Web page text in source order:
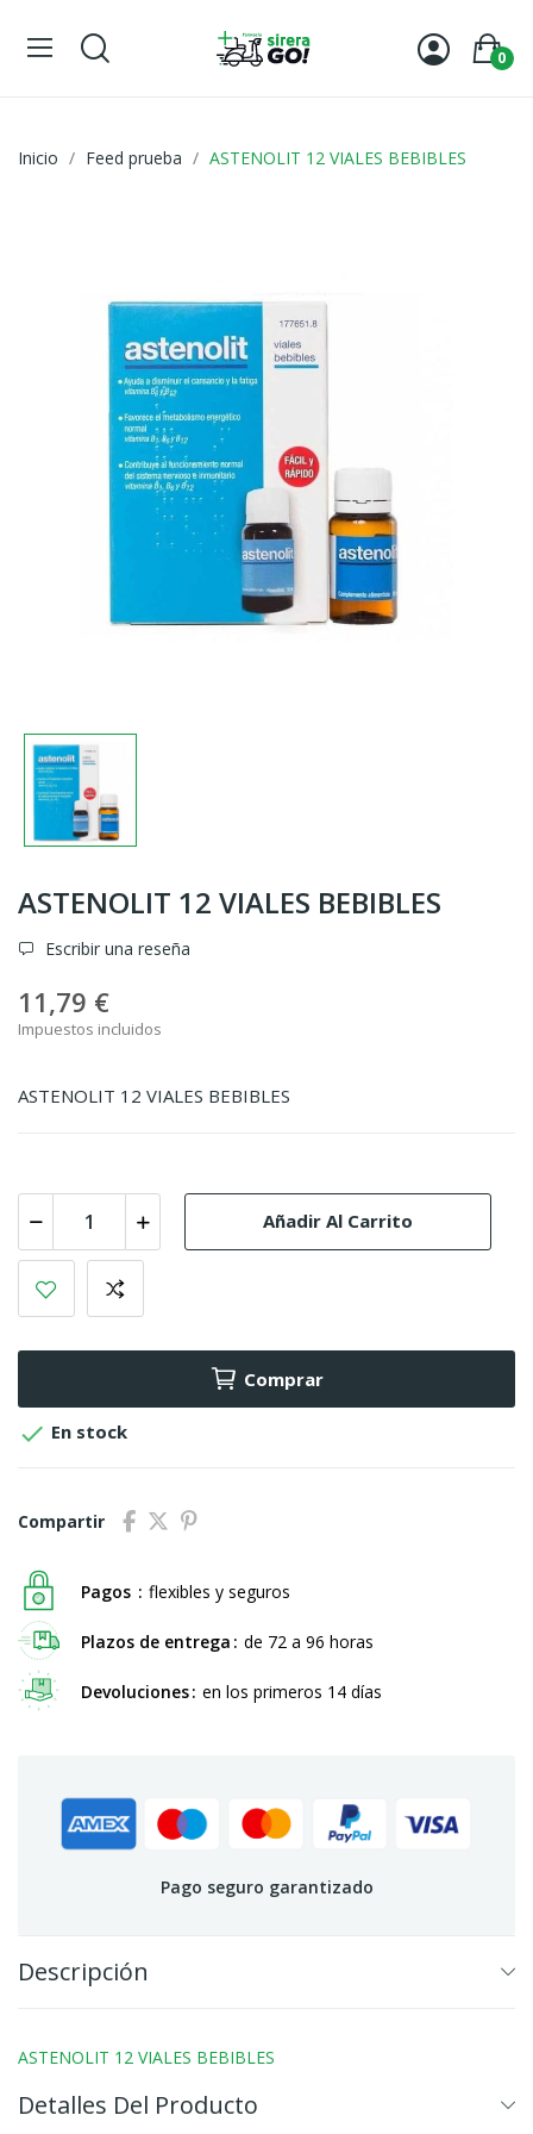
0
Inicio Feed prueba ASTENOLIT 12 VIALES BEBIBLES
ASTENOLIT 12 VIALES BEBIBLES
Escribir una reseña
11,79 €
Impuestos incluidos
ASTENOLIT 12 VIALES BEBIBLES
Añadir Al Carrito
Comprar
 En stock
Compartir
Pagos flexibles y seguros
Plazos de entrega de 72 a 96 horas
Devoluciones en los primeros 14 días
Pago seguro garantizado
Descripción
ASTENOLIT 12 VIALES BEBIBLES
Detalles Del Producto